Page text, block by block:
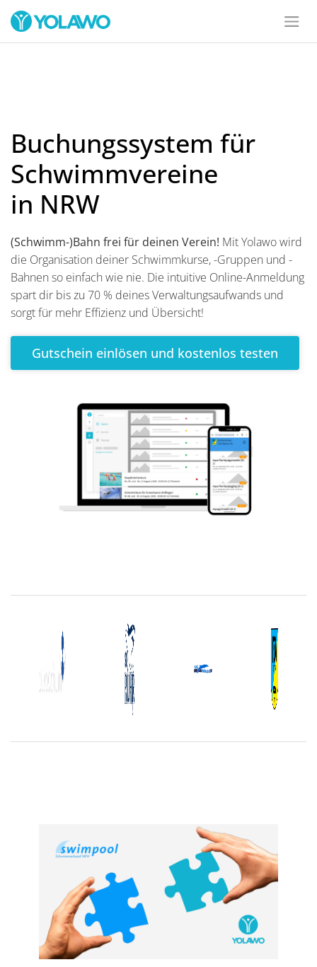
Buchungssystem für
Schwimmvereine
in NRW
(Schwimm-)Bahn frei für deinen Verein! Mit Yolawo wird
die Organisation deiner Schwimmkurse, -Gruppen und -
Bahnen so einfach wie nie. Die intuitive Online-Anmeldung
spart dir bis zu 70 % deines Verwaltungsaufwands und
sorgt für mehr Effizienz und Übersicht!
Gutschein einlösen und kostenlos testen